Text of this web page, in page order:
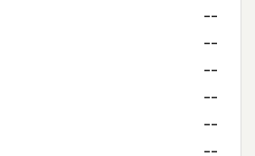
--
--
--
--
--
--